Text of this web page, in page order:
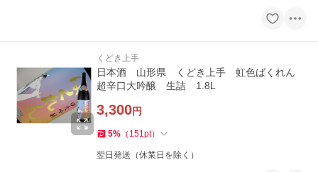
くどき上手
日本酒 山形県 くどき上手 虹色ばくれん
超辛口大吟醸 生詰 1.8L
3,300円
5% （ 151pt）
翌日発送（休業日を除く）